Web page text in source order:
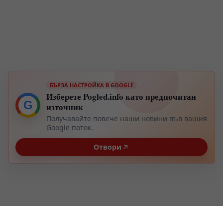
G
БЪРЗА НАСТРОЙКА В GOOGLE
Изберете Pogled.info като предпочитан
източник
Получавайте повече наши новини във вашия
Google поток.
Отвори